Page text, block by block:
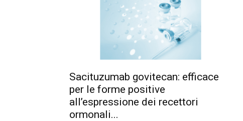
Sacituzumab govitecan: efficace
per le forme positive
all’espressione dei recettori
ormonali...